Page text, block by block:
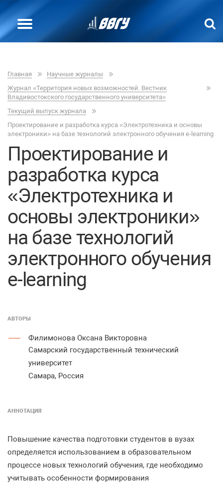
Главная
Научные журналы
Журнал «Территория новых возможностей. Вестник
Владивостокского государственного университета»
Текущий выпуск журнала
Проектирование и разработка курса «Электротехника и основы
электроники» на базе технологий электронного обучения e-learning
Проектирование и
разработка курса
«Электротехника и
основы электроники»
на базе технологий
электронного обучения
e-learning
АВТОРЫ
Филимонова Оксана Викторовна
Самарский государственный технический
университет
Самара, Россия
АННОТАЦИЯ
Повышение качества подготовки студентов в вузах
определяется использованием в образовательном
процессе новых технологий обучения, где необходимо
учитывать особенности формирования